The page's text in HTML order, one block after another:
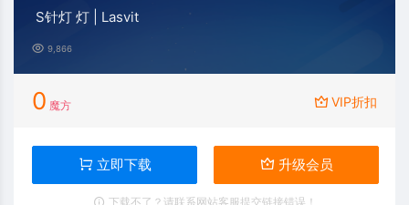
S针灯 灯 | Lasvit
9,866
0 魔方 VIP折扣
立即下载 升级会员
下载不了？请联系网站客服提交链接错误！